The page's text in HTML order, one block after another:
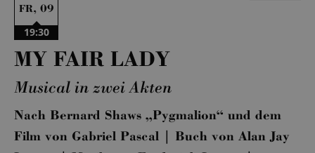
FR, 09
19:30
MY FAIR LADY
Musical in zwei Akten
Nach Bernard Shaws „Pygmalion“ und dem
Film von Gabriel Pascal | Buch von Alan Jay